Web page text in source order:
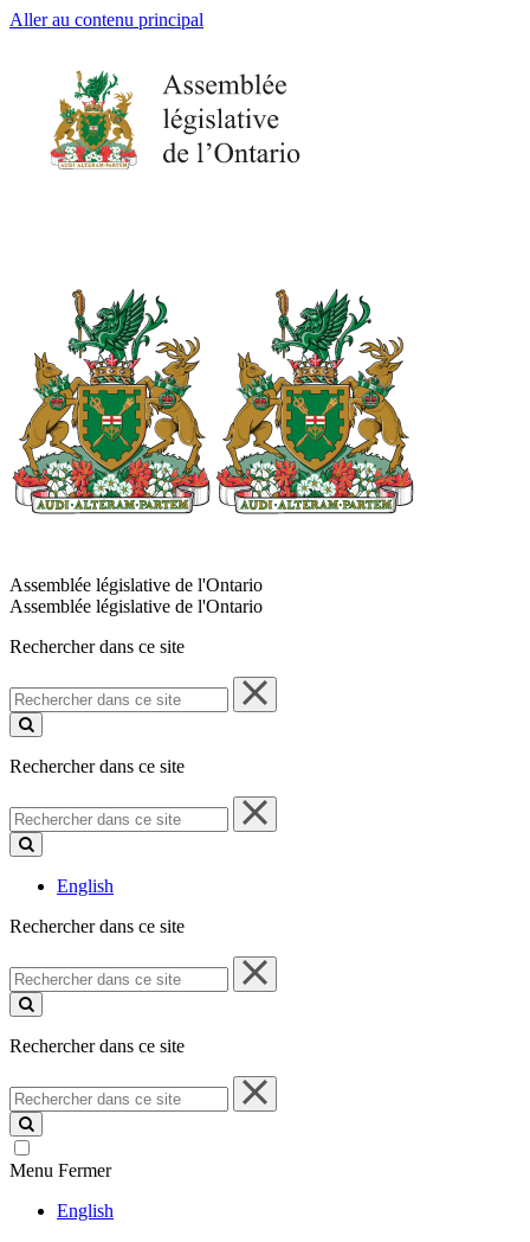
Aller au contenu principal
Assemblée législative de l'Ontario
Assemblée législative de l'Ontario
Rechercher dans ce site
Rechercher
dans
ce
Rechercher dans ce site
Rechercher
dans
ce
English
Rechercher dans ce site
Rechercher
dans
ce
Rechercher dans ce site
Rechercher
dans
ce
site
Menu Fermer
English